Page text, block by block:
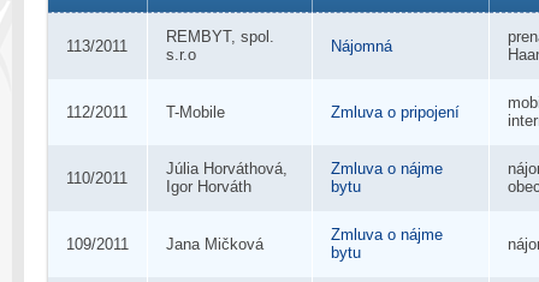
113/2011
REMBYT, spol.
s.r.o
Nájomná
112/2011 T-Mobile Zmluva o pripojení
110/2011
Júlia Horváthová,
Igor Horváth
Zmluva o nájme
bytu
109/2011 Jana Mičková
Zmluva o nájme
bytu